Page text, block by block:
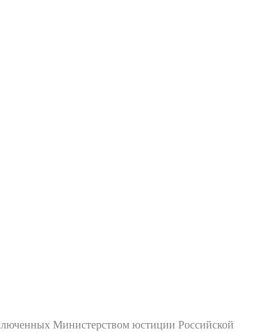
Министерством юстиции Российской